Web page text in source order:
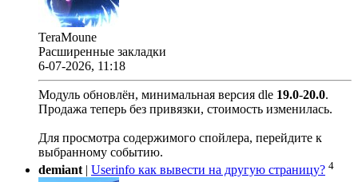
TeraMoune
Расширенные закладки
6-07-2026, 11:18
Модуль обновлён, минимальная версия dle 19.0-20.0.
Продажа теперь без привязки, стоимость изменилась.
Для просмотра содержимого спойлера, перейдите к
выбранному событию.
demiant | Userinfo как вывести на другую страницу? 4